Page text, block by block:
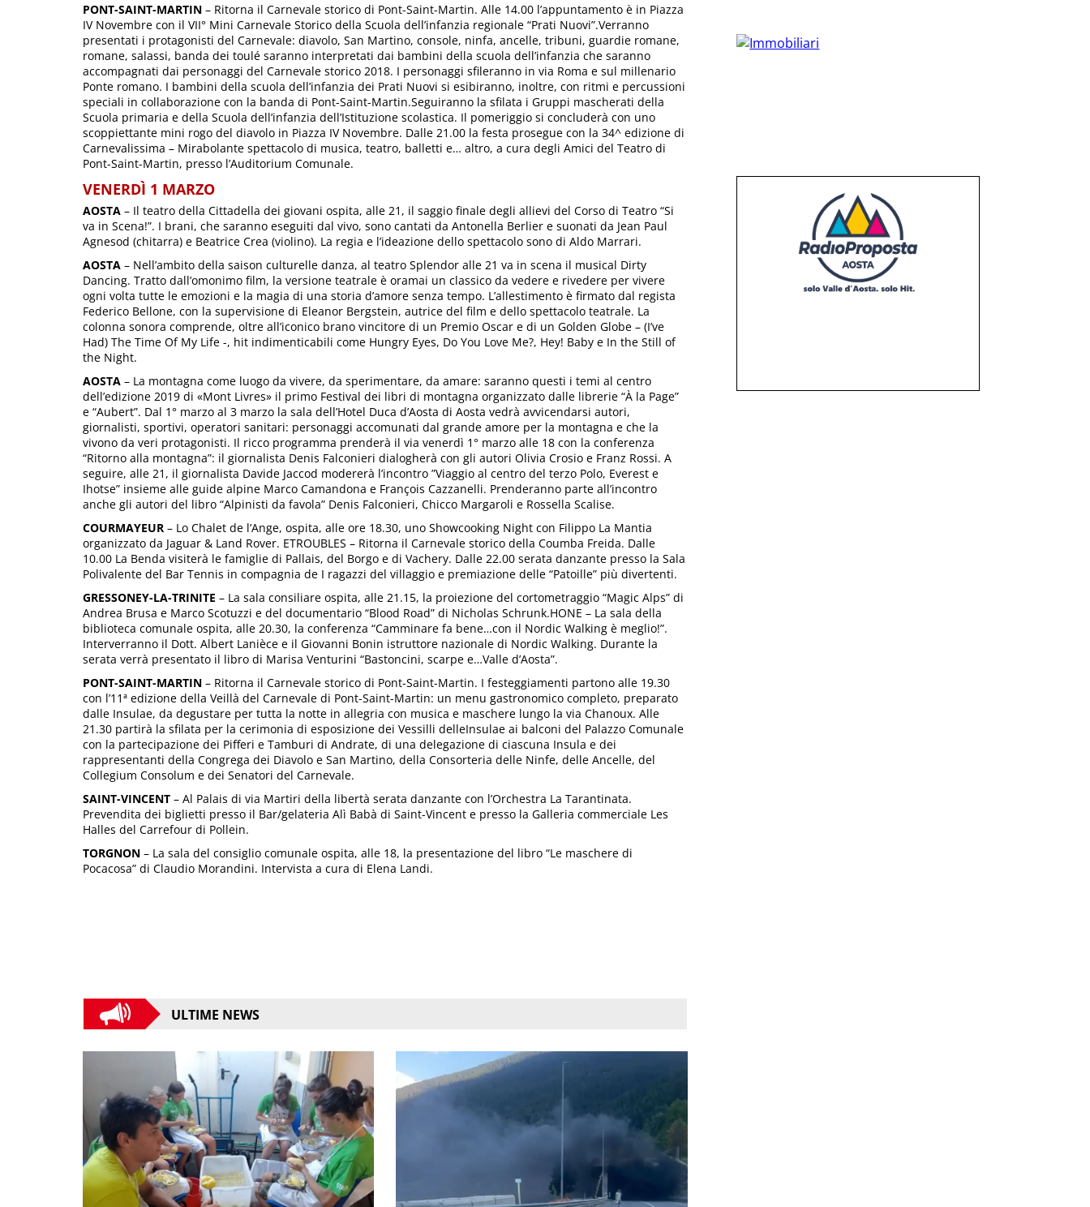
PONT-SAINT-MARTIN – Ritorna il Carnevale storico di Pont-Saint-Martin. Alle 14.00 l’appuntamento è in Piazza
IV Novembre con il VII° Mini Carnevale Storico della Scuola dell’infanzia regionale “Prati Nuovi”.Verranno
presentati i protagonisti del Carnevale: diavolo, San Martino, console, ninfa, ancelle, tribuni, guardie romane,
romane, salassi, banda dei toulé saranno interpretati dai bambini della scuola dell’infanzia che saranno
accompagnati dai personaggi del Carnevale storico 2018. I personaggi sfileranno in via Roma e sul millenario
Ponte romano. I bambini della scuola dell’infanzia dei Prati Nuovi si esibiranno, inoltre, con ritmi e percussioni
speciali in collaborazione con la banda di Pont-Saint-Martin.Seguiranno la sfilata i Gruppi mascherati della
Scuola primaria e della Scuola dell’infanzia dell’Istituzione scolastica. Il pomeriggio si concluderà con uno
scoppiettante mini rogo del diavolo in Piazza IV Novembre. Dalle 21.00 la festa prosegue con la 34^ edizione di
Carnevalissima – Mirabolante spettacolo di musica, teatro, balletti e… altro, a cura degli Amici del Teatro di
Pont-Saint-Martin, presso l’Auditorium Comunale.
VENERDÌ 1 MARZO
AOSTA – Il teatro della Cittadella dei giovani ospita, alle 21, il saggio finale degli allievi del Corso di Teatro “Si
va in Scena!”. I brani, che saranno eseguiti dal vivo, sono cantati da Antonella Berlier e suonati da Jean Paul
Agnesod (chitarra) e Beatrice Crea (violino). La regia e l’ideazione dello spettacolo sono di Aldo Marrari.
AOSTA – Nell’ambito della saison culturelle danza, al teatro Splendor alle 21 va in scena il musical Dirty
Dancing. Tratto dall’omonimo film, la versione teatrale è oramai un classico da vedere e rivedere per vivere
ogni volta tutte le emozioni e la magia di una storia d’amore senza tempo. L’allestimento è firmato dal regista
Federico Bellone, con la supervisione di Eleanor Bergstein, autrice del film e dello spettacolo teatrale. La
colonna sonora comprende, oltre all’iconico brano vincitore di un Premio Oscar e di un Golden Globe – (I’ve
Had) The Time Of My Life -, hit indimenticabili come Hungry Eyes, Do You Love Me?, Hey! Baby e In the Still of
the Night.
AOSTA – La montagna come luogo da vivere, da sperimentare, da amare: saranno questi i temi al centro
dell’edizione 2019 di «Mont Livres» il primo Festival dei libri di montagna organizzato dalle librerie “À la Page”
e “Aubert”. Dal 1° marzo al 3 marzo la sala dell’Hotel Duca d’Aosta di Aosta vedrà avvicendarsi autori,
giornalisti, sportivi, operatori sanitari: personaggi accomunati dal grande amore per la montagna e che la
vivono da veri protagonisti. Il ricco programma prenderà il via venerdì 1° marzo alle 18 con la conferenza
“Ritorno alla montagna”: il giornalista Denis Falconieri dialogherà con gli autori Olivia Crosio e Franz Rossi. A
seguire, alle 21, il giornalista Davide Jaccod modererà l’incontro ”Viaggio al centro del terzo Polo, Everest e
Ihotse” insieme alle guide alpine Marco Camandona e François Cazzanelli. Prenderanno parte all’incontro
anche gli autori del libro “Alpinisti da favola” Denis Falconieri, Chicco Margaroli e Rossella Scalise.
COURMAYEUR – Lo Chalet de l’Ange, ospita, alle ore 18.30, uno Showcooking Night con Filippo La Mantia
organizzato da Jaguar & Land Rover. ETROUBLES – Ritorna il Carnevale storico della Coumba Freida. Dalle
10.00 La Benda visiterà le famiglie di Pallais, del Borgo e di Vachery. Dalle 22.00 serata danzante presso la Sala
Polivalente del Bar Tennis in compagnia de I ragazzi del villaggio e premiazione delle “Patoille” più divertenti.
GRESSONEY-LA-TRINITE – La sala consiliare ospita, alle 21.15, la proiezione del cortometraggio “Magic Alps” di
Andrea Brusa e Marco Scotuzzi e del documentario “Blood Road” di Nicholas Schrunk.HONE – La sala della
biblioteca comunale ospita, alle 20.30, la conferenza “Camminare fa bene…con il Nordic Walking è meglio!”.
Interverranno il Dott. Albert Lanièce e il Giovanni Bonin istruttore nazionale di Nordic Walking. Durante la
serata verrà presentato il libro di Marisa Venturini “Bastoncini, scarpe e…Valle d’Aosta”.
PONT-SAINT-MARTIN – Ritorna il Carnevale storico di Pont-Saint-Martin. I festeggiamenti partono alle 19.30
con l’11ª edizione della Veillà del Carnevale di Pont-Saint-Martin: un menu gastronomico completo, preparato
dalle Insulae, da degustare per tutta la notte in allegria con musica e maschere lungo la via Chanoux. Alle
21.30 partirà la sfilata per la cerimonia di esposizione dei Vessilli delleInsulae ai balconi del Palazzo Comunale
con la partecipazione dei Pifferi e Tamburi di Andrate, di una delegazione di ciascuna Insula e dei
rappresentanti della Congrega dei Diavolo e San Martino, della Consorteria delle Ninfe, delle Ancelle, del
Collegium Consolum e dei Senatori del Carnevale.
SAINT-VINCENT – Al Palais di via Martiri della libertà serata danzante con l’Orchestra La Tarantinata.
Prevendita dei biglietti presso il Bar/gelateria Alì Babà di Saint-Vincent e presso la Galleria commerciale Les
Halles del Carrefour di Pollein.
TORGNON – La sala del consiglio comunale ospita, alle 18, la presentazione del libro “Le maschere di
Pocacosa” di Claudio Morandini. Intervista a cura di Elena Landi.
ULTIME NEWS